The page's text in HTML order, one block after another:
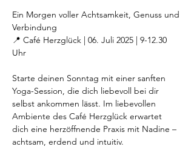
Ein Morgen voller Achtsamkeit, Genuss und
Verbindung
📍 Café Herzglück | 06. Juli 2025 | 9-12.30
Uhr
Starte deinen Sonntag mit einer sanften
Yoga-Session, die dich liebevoll bei dir
selbst ankommen lässt. Im liebevollen
Ambiente des Café Herzglück erwartet
dich eine herzöffnende Praxis mit Nadine –
achtsam, erdend und intuitiv.